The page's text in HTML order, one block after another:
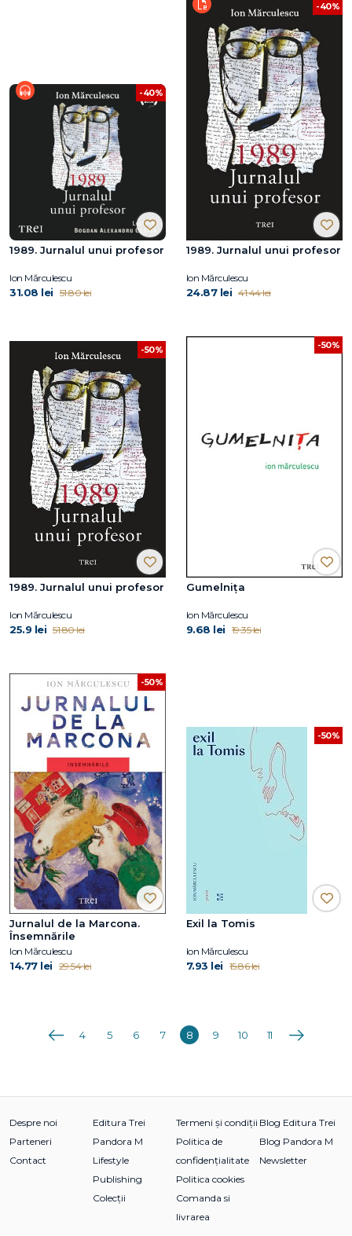
-40%
1989. Jurnalul unui profesor
Ion Mărculescu
31.08 lei 51.80 lei
-40%
1989. Jurnalul unui profesor
Ion Mărculescu
24.87 lei 41.44 lei
-50%
1989. Jurnalul unui profesor
Ion Mărculescu
25.9 lei 51.80 lei
-50%
Gumelniţa
Ion Mărculescu
9.68 lei 19.35 lei
-50%
Jurnalul de la Marcona.
Însemnările
Ion Mărculescu
14.77 lei 29.54 lei
-50%
Exil la Tomis
Ion Mărculescu
7.93 lei 15.86 lei
Anterioara
4 5 6 7 8 9 10 11 Următoarea
Despre noi
Parteneri
Contact
Editura Trei
Pandora M
Lifestyle
Publishing
Colecții
Termeni și condiții
Politica de
confidențialitate
Politica cookies
Comanda si
livrarea
Blog Editura Trei
Blog Pandora M
Newsletter